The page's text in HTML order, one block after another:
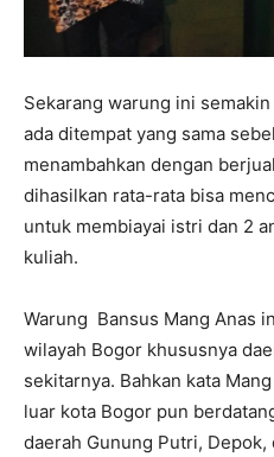
Sekarang warung ini
ada ditempat yang sama
menambahkan dengan
dihasilkan rata-rata bisa
untuk membiayai istri dan 2
kuliah.
Warung Bansus Mang Anas
wilayah Bogor khususnya
sekitarnya. Bahkan kata
luar kota Bogor pun
daerah Gunung Putri,